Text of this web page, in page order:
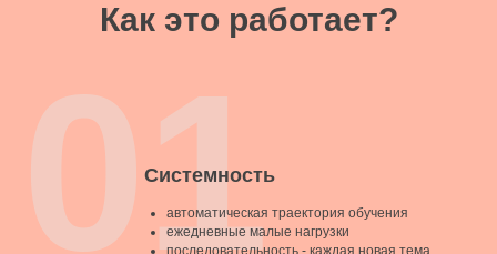
Как это работает?
Системность
автоматическая траектория обучения
ежедневные малые нагрузки
последовательность - каждая новая тема
01